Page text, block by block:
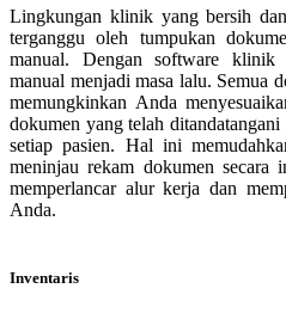
Lingkungan klinik yang bersih
terganggu oleh tumpukan
manual. Dengan software
manual menjadi masa lalu. Semua
memungkinkan Anda
dokumen yang telah
setiap pasien. Hal ini
meninjau rekam dokumen secara
memperlancar alur kerja dan
Anda.
Inventaris